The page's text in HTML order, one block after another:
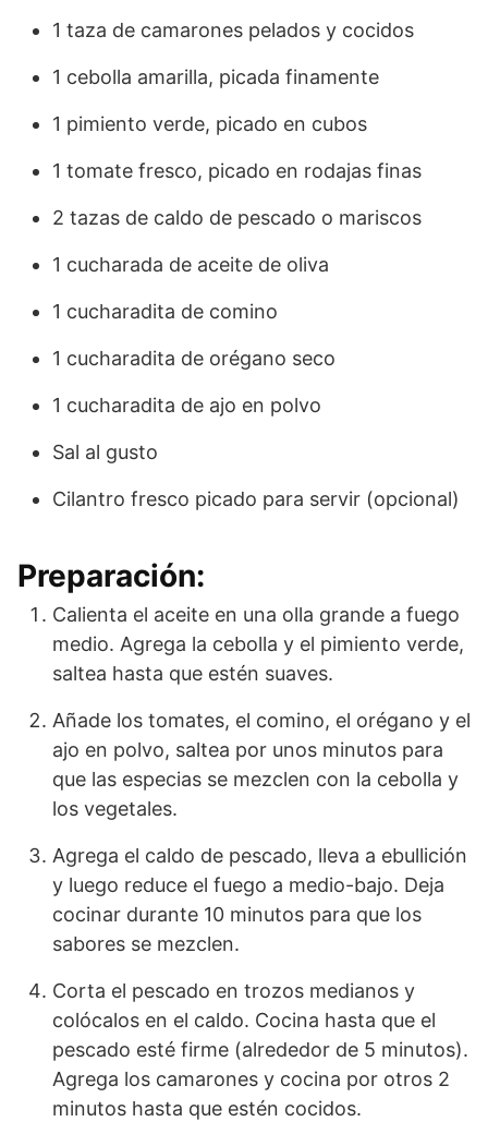
1 taza de camarones pelados y cocidos
1 cebolla amarilla, picada finamente
1 pimiento verde, picado en cubos
1 tomate fresco, picado en rodajas finas
2 tazas de caldo de pescado o mariscos
1 cucharada de aceite de oliva
1 cucharadita de comino
1 cucharadita de orégano seco
1 cucharadita de ajo en polvo
Sal al gusto
Cilantro fresco picado para servir (opcional)
Preparación:
Calienta el aceite en una olla grande a fuego
medio. Agrega la cebolla y el pimiento verde,
saltea hasta que estén suaves.
Añade los tomates, el comino, el orégano y el
ajo en polvo, saltea por unos minutos para
que las especias se mezclen con la cebolla y
los vegetales.
Agrega el caldo de pescado, lleva a ebullición
y luego reduce el fuego a medio-bajo. Deja
cocinar durante 10 minutos para que los
sabores se mezclen.
Corta el pescado en trozos medianos y
colócalos en el caldo. Cocina hasta que el
pescado esté firme (alrededor de 5 minutos).
Agrega los camarones y cocina por otros 2
minutos hasta que estén cocidos.